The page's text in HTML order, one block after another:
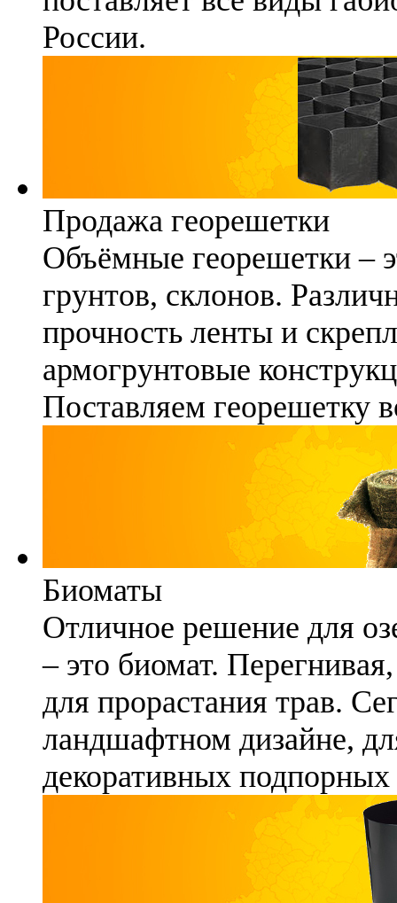
России.
Продажа георешетки
Объёмные георешетки –
грунтов, склонов.
прочность ленты и
армогрунтовые
Поставляем георешетку
Биоматы
Отличное решение для
– это биомат.
для прорастания трав.
ландшафтном дизайне,
декоративных подпорных